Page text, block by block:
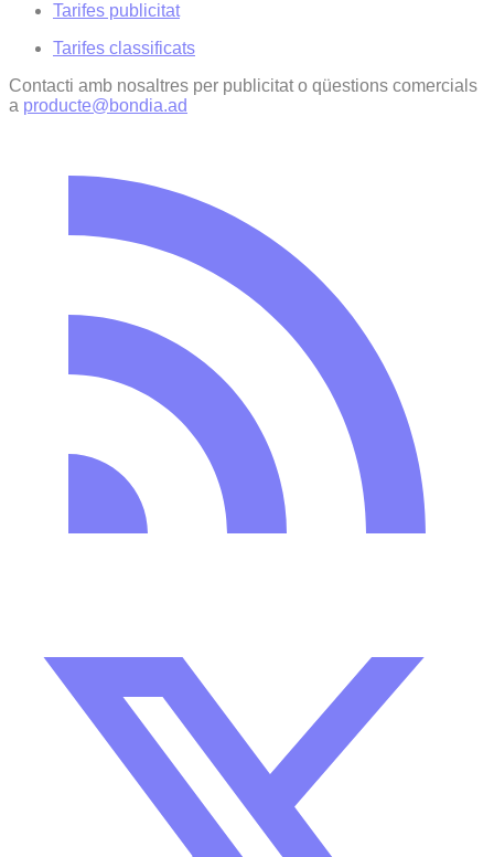
Tarifes publicitat
Tarifes classificats
Contacti amb nosaltres per publicitat o qüestions comercials
a producte@bondia.ad